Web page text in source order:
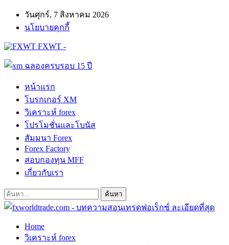
วันศุกร์, 7 สิงหาคม 2026
นโยบายคุกกี้
FXWT -
หน้าแรก
โบรกเกอร์ XM
วิเคราะห์ forex
โปรโมชั่นและโบนัส
สัมมนา Forex
Forex Factory
สอบกองทุน MFF
เกี่ยวกับเรา
Home
วิเคราะห์ forex